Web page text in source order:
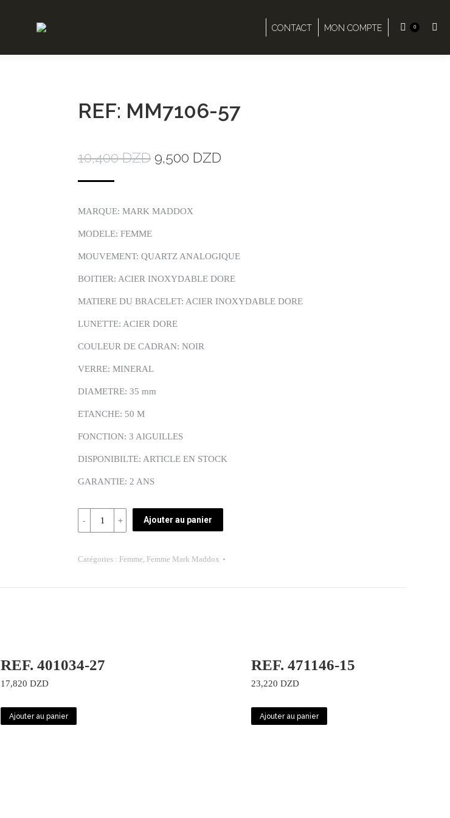
CONTACT MON COMPTE 0
REF: MM7106-57
10,400DZD 9,500 DZD
MARQUE: MARK MADDOX
MODELE: FEMME
MOUVEMENT: QUARTZ ANALOGIQUE
BOITIER: ACIER INOXYDABLE DORE
MATIERE DU BRACELET: ACIER INOXYDABLE DORE
LUNETTE: ACIER DORE
COULEUR DE CADRAN: NOIR
VERRE: MINERAL
DIAMETRE: 35 mm
ETANCHE: 50 M
FONCTION: 3 AIGUILLES
DISPONIBILTE: ARTICLE EN STOCK
GARANTIE: 2 ANS
Quantité
REF:
57
Ajouter au panier
Catégories : Femme, Femme Mark Maddox
REF. 401034-27
17,820 DZD
Ajouter au panier
REF. 471146-15
23,220 DZD
Ajouter au panier